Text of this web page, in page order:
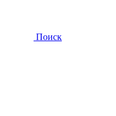
Поиск